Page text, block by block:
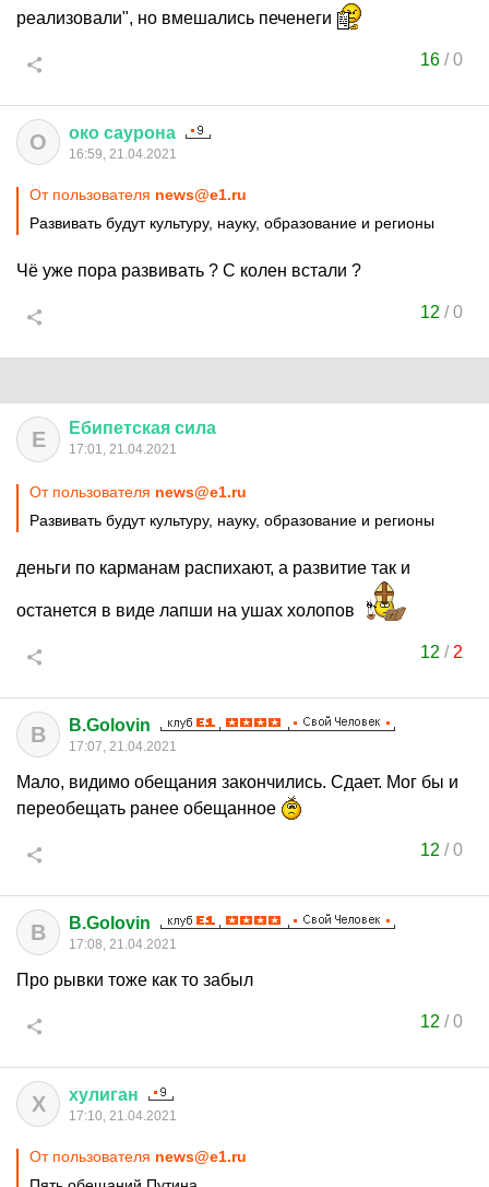
реализовали", но вмешались печенеги
16 /0
О око саурона
16:59, 21.04.2021
От пользователя news@e1.ru
Развивать будут культуру, науку, образование и регионы
Чё уже пора развивать ? С колен встали ?
12 /0
Е Ебипетская сила
17:01, 21.04.2021
От пользователя news@e1.ru
Развивать будут культуру, науку, образование и регионы
деньги по карманам распихают, а развитие так и
останется в виде лапши на ушах холопов
12 / 2
B B.Golovin
17:07, 21.04.2021
Мало, видимо обещания закончились. Сдает. Мог бы и
переобещать ранее обещанное
12 /0
B B.Golovin
17:08, 21.04.2021
Про рывки тоже как то забыл
12 /0
Х хулиган
17:10, 21.04.2021
От пользователя news@e1.ru